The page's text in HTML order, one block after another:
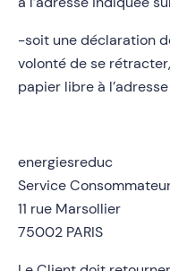
-soit une déclaration
volonté de se
papier libre à
energiesreduc
Service
11 rue Marsollier
75002 PARIS